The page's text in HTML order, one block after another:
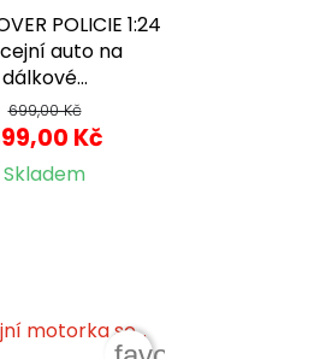
POLICIE 1:24
auto na
dálkové...
699,00 Kč
Kč
Skladem